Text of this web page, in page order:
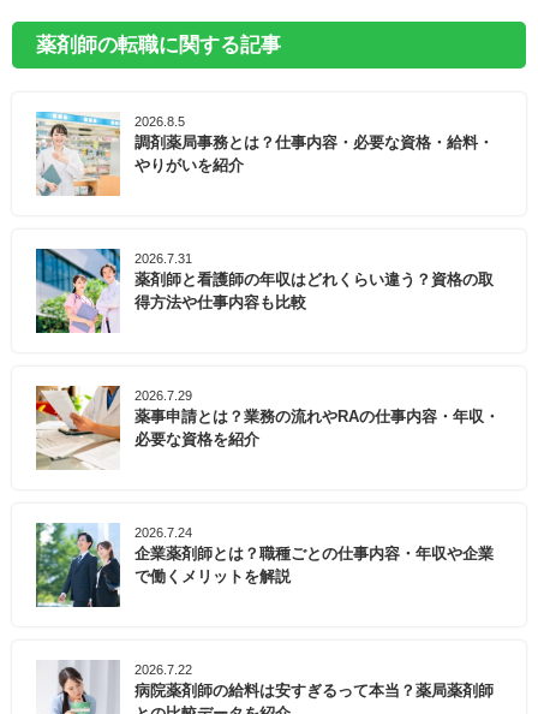
薬剤師の転職に関する記事
2026.8.5
調剤薬局事務とは？仕事内容・必要な資格・給料・
やりがいを紹介
2026.7.31
薬剤師と看護師の年収はどれくらい違う？資格の取
得方法や仕事内容も比較
2026.7.29
薬事申請とは？業務の流れやRAの仕事内容・年収・
必要な資格を紹介
2026.7.24
企業薬剤師とは？職種ごとの仕事内容・年収や企業
で働くメリットを解説
2026.7.22
病院薬剤師の給料は安すぎるって本当？薬局薬剤師